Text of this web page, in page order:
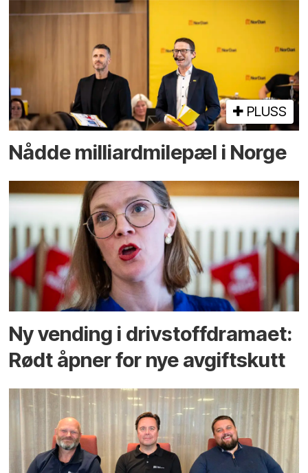
PLUSS
Nådde milliard­­milepæl i Norge
Ny vending i drivstoffdramaet:
Rødt åpner for nye avgiftskutt